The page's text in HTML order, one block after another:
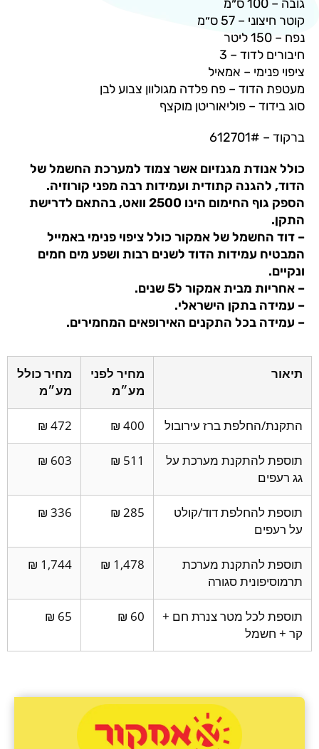
57 ס״מ
– 3
– אמאיל
– פח פלדה מגולוון צבוע לבן
– פוליאוריטן מוקצף
מגנזיום אשר צמוד למערכת החשמל של
קתודית ועמידות רבה מפני קורוזיה.
הספק גוף החימום הינו 2500 וואט, בהתאם לדרישת
של אמקור כולל ציפוי פנימי באמייל
הדוד לשנים רבות ושפע מים חמים
אמקור ל5 שנים.
בתקן הישראלי.
בכל התקנים האירופאים המחמירים.
מחיר כולל
מע״מ
ברז עירובול 400 ₪
472 ₪
מערכת על
511 ₪
603 ₪
דוד/קולט
285 ₪
336 ₪
מערכת
סגורה
1,478 ₪
1,744 ₪
מטר צנרת חם +
60 ₪
65 ₪